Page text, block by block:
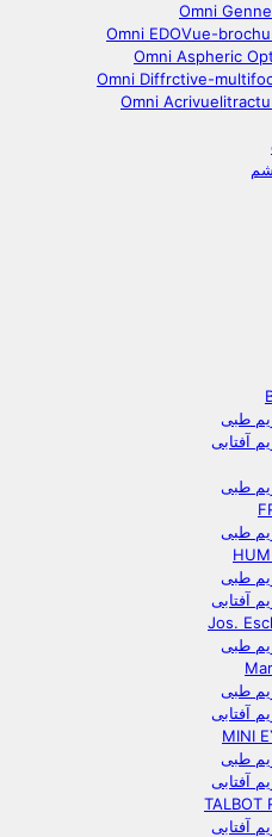
Omni
Omni EDOVue-
Omni Aspheric
Omni Diffrctive-
Omni
طبی
آفتابی
طبی
طبی
طبی
آفتابی
Jos.
طبی
طبی
آفتابی
MINI
طبی
آفتابی
TALBOT
آفتابی